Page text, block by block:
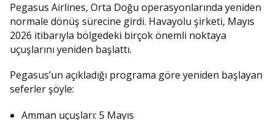
Pegasus Airlines, Orta Doğu operasyonlarında yeniden
normale dönüş sürecine girdi. Havayolu şirketi, Mayıs
2026 itibarıyla bölgedeki birçok önemli noktaya
uçuşlarını yeniden başlattı.
Pegasus’un açıkladığı programa göre yeniden başlayan
seferler şöyle:
Amman uçuşları: 5 Mayıs